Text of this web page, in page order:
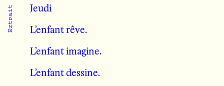
Jeudi
L’enfant rêve.
L’enfant imagine.
L’enfant dessine.